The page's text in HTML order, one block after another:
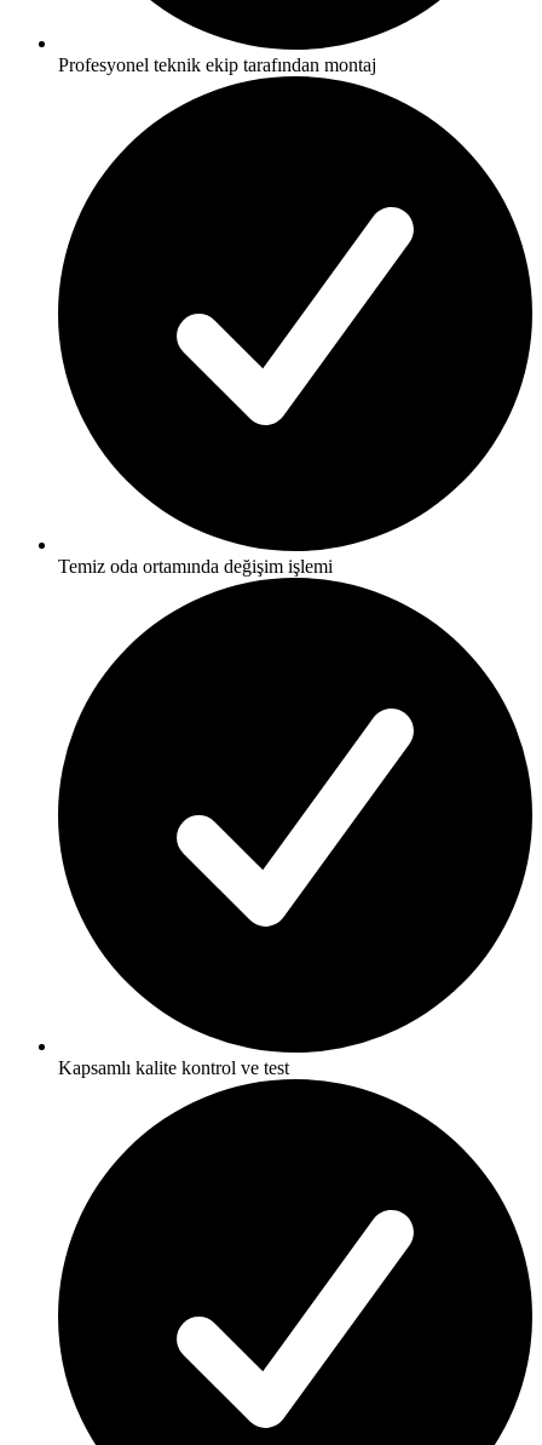
Profesyonel teknik ekip tarafından montaj
Temiz oda ortamında değişim işlemi
Kapsamlı kalite kontrol ve test